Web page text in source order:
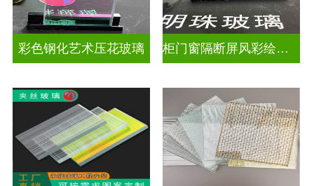
彩色钢化艺术压花玻璃 柜门窗隔断屏风彩绘压花玻璃